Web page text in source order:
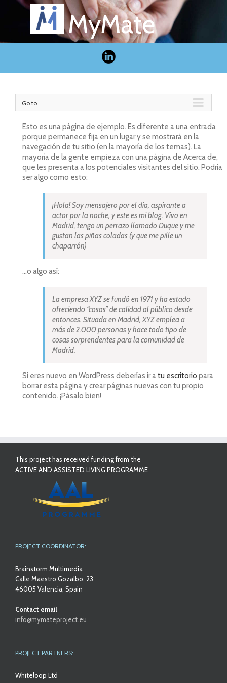
MyMate
Go to...
Esto es una página de ejemplo. Es diferente a una entrada
porque permanece fija en un lugar y se mostrará en la
navegación de tu sitio (en la mayoría de los temas). La
mayoría de la gente empieza con una página de Acerca de,
que les presenta a los potenciales visitantes del sitio. Podría
ser algo como esto:
¡Hola! Soy mensajero por el día, aspirante a
actor por la noche, y este es mi blog. Vivo en
Madrid, tengo un perrazo llamado Duque y me
gustan las piñas coladas (y que me pille un
chaparrón)
…o algo así:
La empresa XYZ se fundó en 1971 y ha estado
ofreciendo “cosas” de calidad al público desde
entonces. Situada en Madrid, XYZ emplea a
más de 2.000 personas y hace todo tipo de
cosas sorprendentes para la comunidad de
Madrid.
Si eres nuevo en WordPress deberías ir atu escritorio para
borrar esta página y crear páginas nuevas con tu propio
contenido. ¡Pásalo bien!
This project has received funding from the
ACTIVE AND ASSISTED LIVING PROGRAMME
PROJECT COORDINATOR:
Brainstorm Multimedia
Calle Maestro Gozalbo, 23
46005 Valencia, Spain
Contact email
info@mymateproject.eu
PROJECT PARTNERS:
Whiteloop Ltd